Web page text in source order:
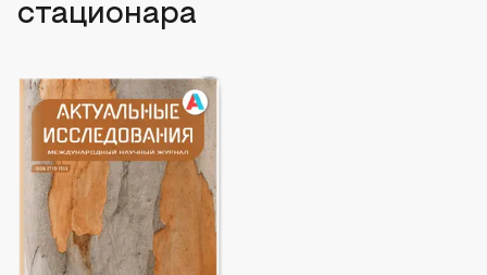
стационара